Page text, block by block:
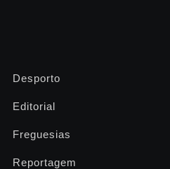
Desporto
Editorial
Freguesias
Reportagem